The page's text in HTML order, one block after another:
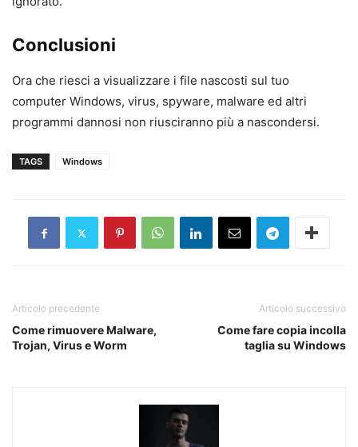
Conclusioni
Ora che riesci a visualizzare i file nascosti sul tuo
computer Windows, virus, spyware, malware ed altri
programmi dannosi non riusciranno più a nascondersi.
TAGS Windows
Articolo precedente
Come rimuovere Malware,
Trojan, Virus e Worm
Articolo successivo
Come fare copia incolla
taglia su Windows